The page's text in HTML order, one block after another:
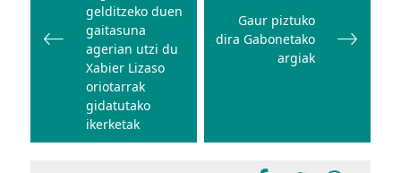
gelditzeko duen
gaitasuna
agerian utzi du
Xabier Lizaso
oriotarrak
gidatutako
ikerketak
Gaur piztuko
dira Gabonetako
argiak